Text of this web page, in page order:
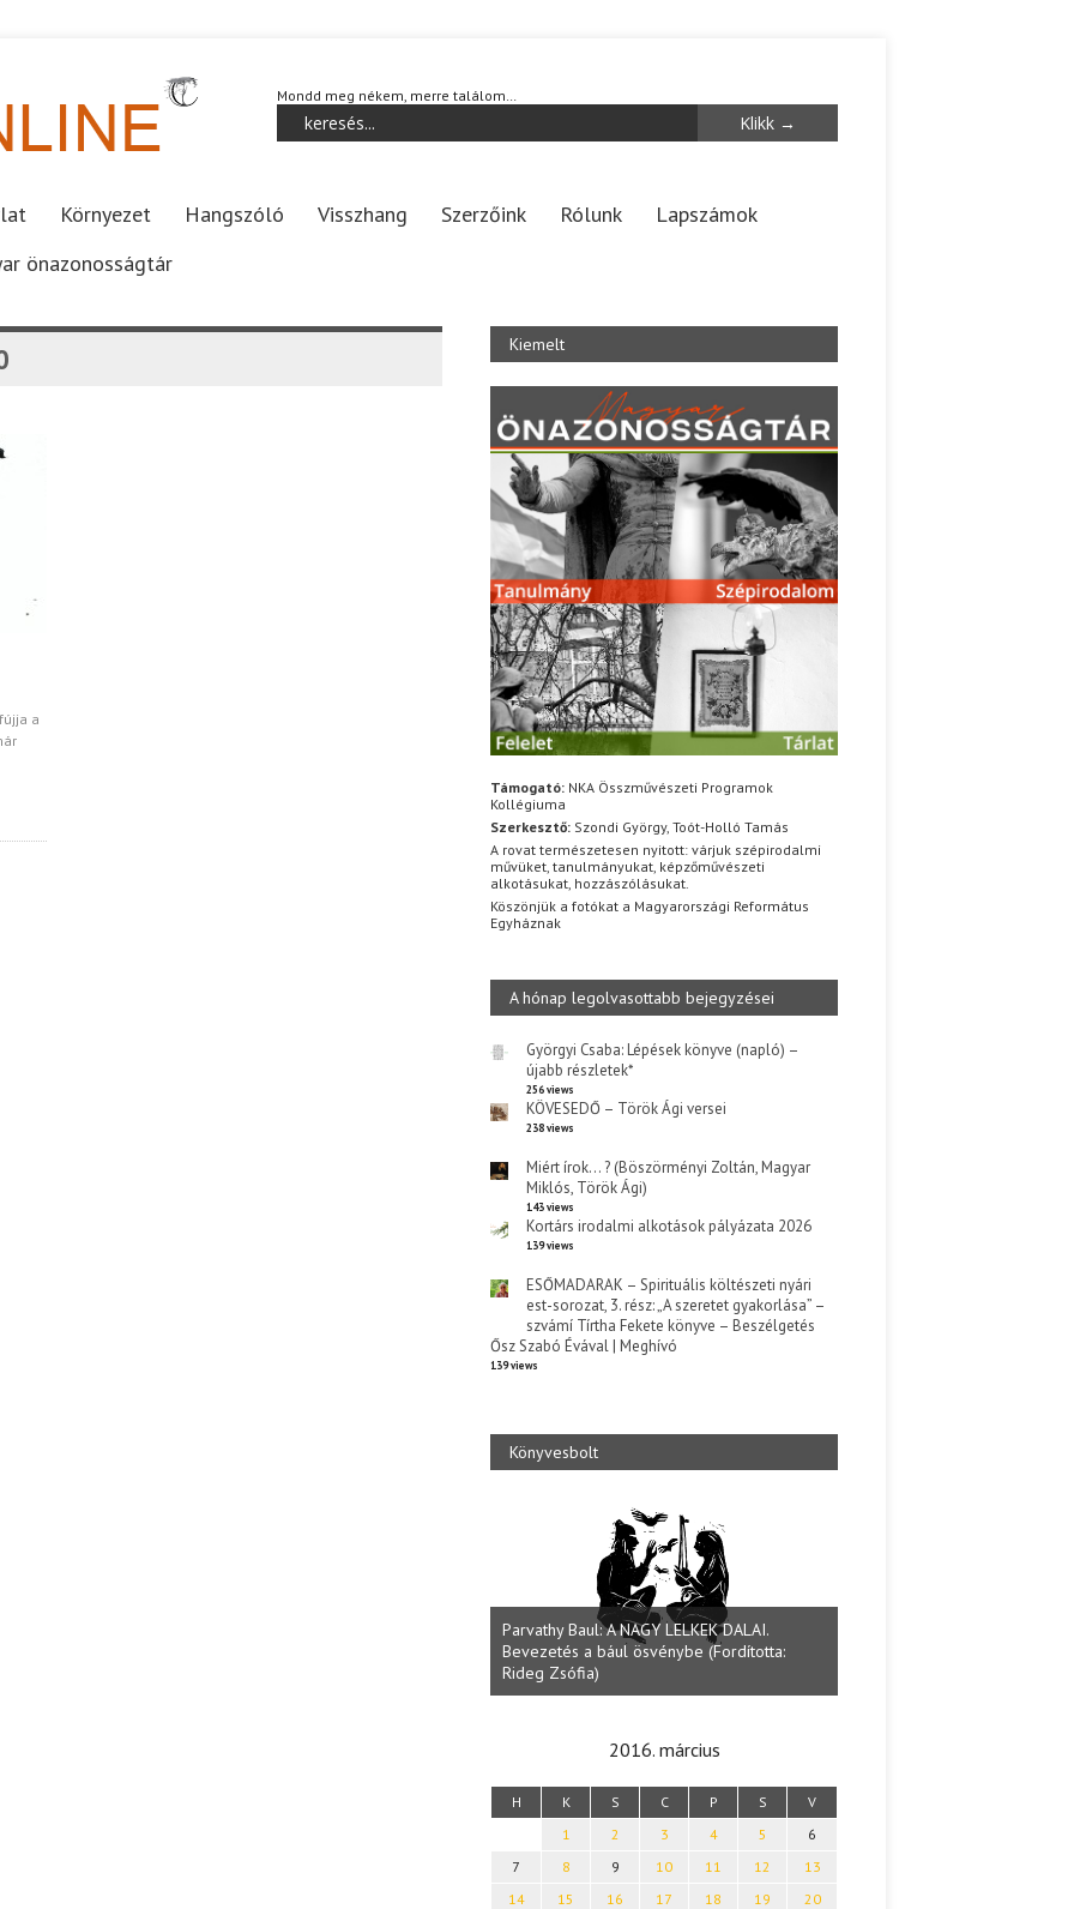
Mondd meg nékem, merre találom…
Környezet Hangszóló Visszhang Szerzőink Rólunk
Lapszámok
önazonosságtár
a
Kiemelt
Támogató: NKA Összművészeti Programok
Kollégiuma
Szerkesztő: Szondi György, Toót-Holló Tamás
A rovat természetesen nyitott: várjuk szépirodalmi
művüket, tanulmányukat, képzőművészeti
alkotásukat, hozzászólásukat.
Köszönjük a fotókat a Magyarországi Református
Egyháznak
A hónap legolvasottabb bejegyzései
Györgyi Csaba: Lépések könyve (napló) –
újabb részletek*
256 views
KÖVESEDŐ – Török Ági versei
238 views
Miért írok… ? (Böszörményi Zoltán, Magyar
Miklós, Török Ági)
143 views
Kortárs irodalmi alkotások pályázata 2026
139 views
ESŐMADARAK – Spirituális költészeti nyári
est-sorozat, 3. rész: „A szeretet gyakorlása” –
szvámí Tírtha Fekete könyve – Beszélgetés
Ősz Szabó Évával | Meghívó
139 views
Könyvesbolt
Parvathy Baul: A NAGY LELKEK DALAI.
Bevezetés a bául ösvénybe (Fordította:
Rideg Zsófia)
2016. március
H K S C P S V
1 2 3 4 5
6
7
8 9 10 11 12
13
14
15 16 17 18 19
20